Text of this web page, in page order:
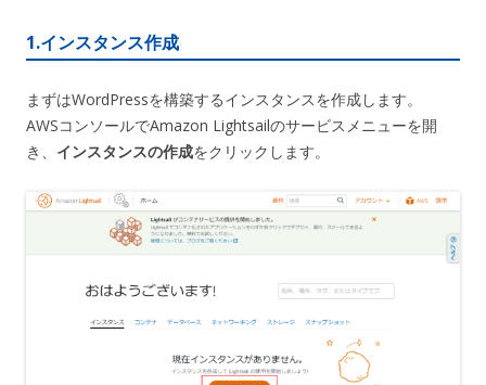
1.インスタンス作成
まずはWordPressを構築するインスタンスを作成します。
AWSコンソールでAmazon Lightsailのサービスメニューを開
き、 インスタンスの作成をクリックします。